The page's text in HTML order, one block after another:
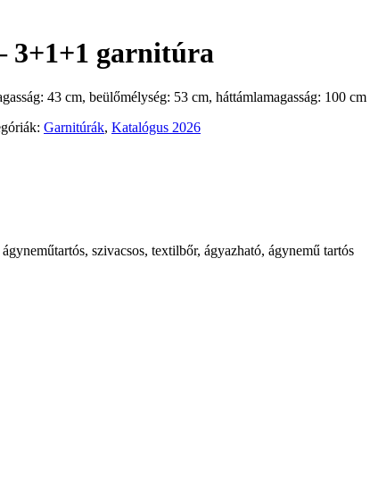
3+1+1 garnitúra
43 cm, beülőmélység: 53 cm, háttámlamagasság: 100 cm
Garnitúrák, Katalógus 2026
szivacsos, textilbőr, ágyazható, ágynemű tartós